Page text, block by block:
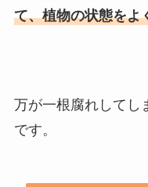
て、植物の状態をよ
万が一根腐れしてし
です。